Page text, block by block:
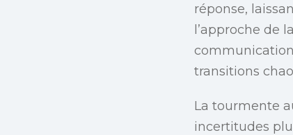
réponse,
l’approche de
transitions
La tourmente
incertitudes